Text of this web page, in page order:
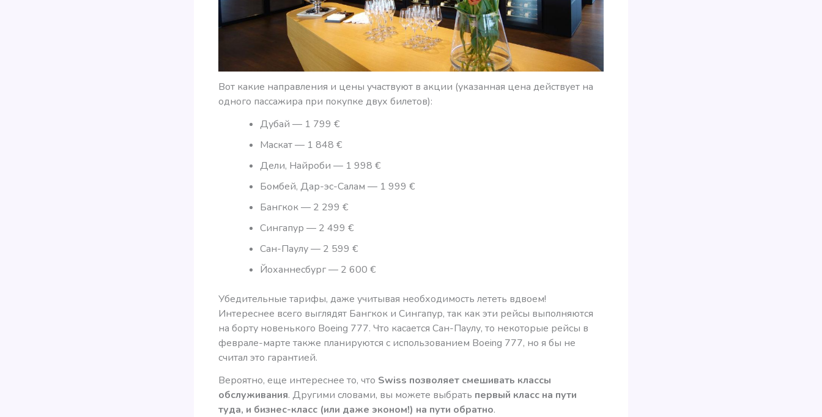
Вот какие направления и цены участвуют в акции (указанная цена действует на
одного пассажира при покупке двух билетов):
Дубай — 1 799 €
Маскат — 1 848 €
Дели, Найроби — 1 998 €
Бомбей, Дар-эс-Салам — 1 999 €
Бангкок — 2 299 €
Сингапур — 2 499 €
Сан-Паулу — 2 599 €
Йоханнесбург — 2 600 €
Убедительные тарифы, даже учитывая необходимость лететь вдвоем!
Интереснее всего выглядят Бангкок и Сингапур, так как эти рейсы выполняются
на борту новенького Boeing 777. Что касается Сан-Паулу, то некоторые рейсы в
феврале-марте также планируются с использованием Boeing 777, но я бы не
считал это гарантией.
Вероятно, еще интереснее то, что Swiss позволяет смешивать классы
обслуживания. Другими словами, вы можете выбрать первый класс на пути
туда, и бизнес-класс (или даже эконом!) на пути обратно.